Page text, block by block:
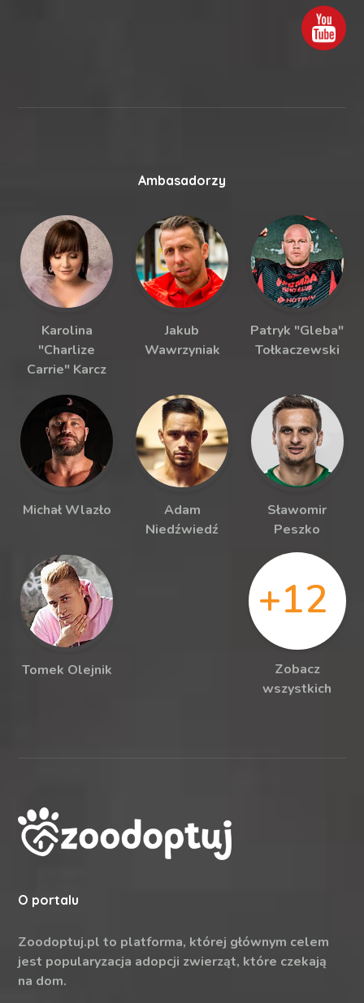
Ambasadorzy
Karolina
"Charlize
Carrie" Karcz
Jakub
Wawrzyniak
Patryk "Gleba"
Tołkaczewski
Michał Wlazło
Adam
Niedźwiedź
Sławomir
Peszko
Tomek Olejnik
+12
Zobacz
wszystkich
O portalu
Zoodoptuj.pl to platforma, której głównym celem
jest popularyzacja adopcji zwierząt, które czekają
na dom.